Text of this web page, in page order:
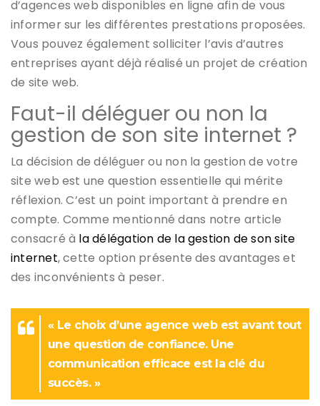
d’agences web disponibles en ligne afin de vous
informer sur les différentes prestations proposées.
Vous pouvez également solliciter l’avis d’autres
entreprises ayant déjà réalisé un projet de création
de site web.
Faut-il déléguer ou non la
gestion de son site internet ?
La décision de déléguer ou non la gestion de votre
site web est une question essentielle qui mérite
réflexion. C’est un point important à prendre en
compte. Comme mentionné dans notre article
consacré à la délégation de la gestion de son site
internet, cette option présente des avantages et
des inconvénients à peser.
« Le choix d’une agence web est avant tout
une question de confiance. Une
communication efficace est la clé du
succès. »